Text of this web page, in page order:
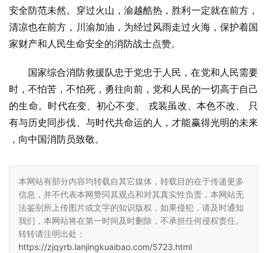
安全防范未然。穿过火山，渝越酷热，胜利一定就在前方，
清凉也在前方，川渝加油，为经过风雨走过火海，保护着国
家财产和人民生命安全的消防战士点赞。
国家综合消防救援队忠于党忠于人民，在党和人民需要
时，不怕苦，不怕死，勇往向前，党和人民的一切高于自己
的生命。时代在变、初心不变、 戎装虽改、本色不改、 只
有与历史同步伐、与时代共命运的人，才能赢得光明的未来
，向中国消防员致敬。
本网站有部分内容均转载自其它媒体，转载目的在于传递更多
信息，并不代表本网赞同其观点和对其真实性负责，本网站无
法鉴别所上传图片或文字的知识版权，如果侵犯，请及时通知
我们，本网站将在第一时间及时删除，不承担任何侵权责任。
转转请注明出处：
https://zjqyrb.lanjingkuaibao.com/5723.html